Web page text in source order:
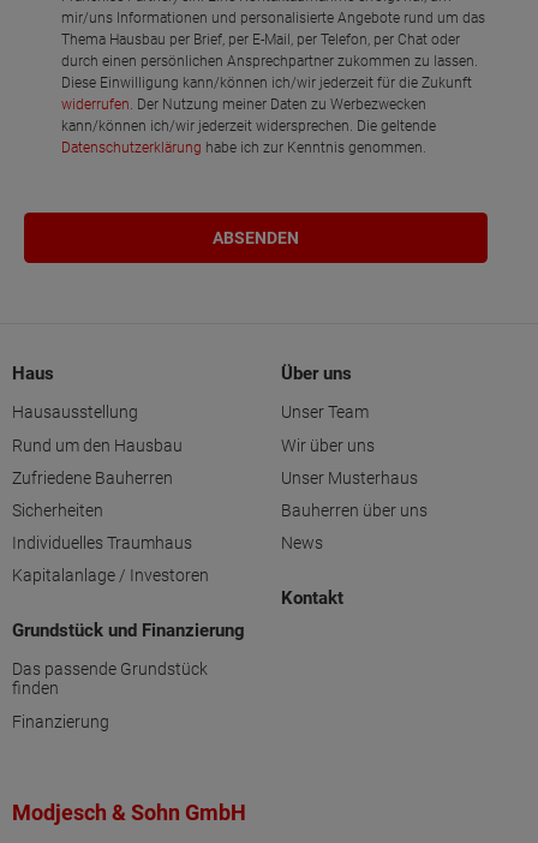
mir/uns Informationen und personalisierte Angebote rund um das
Thema Hausbau per Brief, per E-Mail, per Telefon, per Chat oder
durch einen persönlichen Ansprechpartner zukommen zu lassen.
Diese Einwilligung kann/können ich/wir jederzeit für die Zukunft
widerrufen. Der Nutzung meiner Daten zu Werbezwecken
kann/können ich/wir jederzeit widersprechen. Die geltende
Datenschutzerklärung habe ich zur Kenntnis genommen.
Haus
Hausausstellung
Rund um den Hausbau
Zufriedene Bauherren
Sicherheiten
Individuelles Traumhaus
Kapitalanlage / Investoren
Grundstück und Finanzierung
Das passende Grundstück
finden
Finanzierung
Über uns
Unser Team
Wir über uns
Unser Musterhaus
Bauherren über uns
News
Kontakt
Modjesch & Sohn GmbH